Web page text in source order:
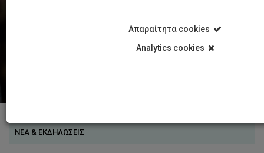
ΝΕΑ & ΕΚΔΗΛΩΣΕΙΣ
Απαραίτητα cookies
Analytics cookies